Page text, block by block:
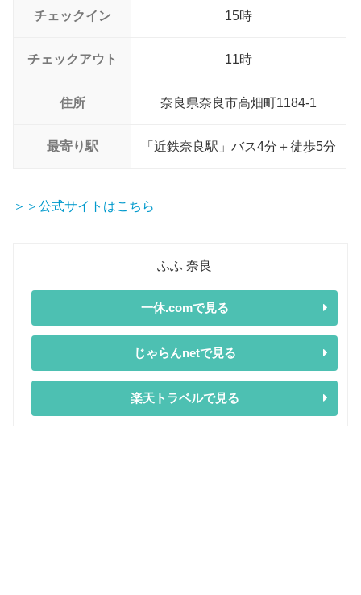
チェックイン 15時
チェックアウト 11時
住所 奈良県奈良市高畑町1184-1
最寄り駅 「近鉄奈良駅」バス4分＋徒歩5分
＞＞公式サイトはこちら
ふふ 奈良
一休.comで見る
じゃらんnetで見る
楽天トラベルで見る